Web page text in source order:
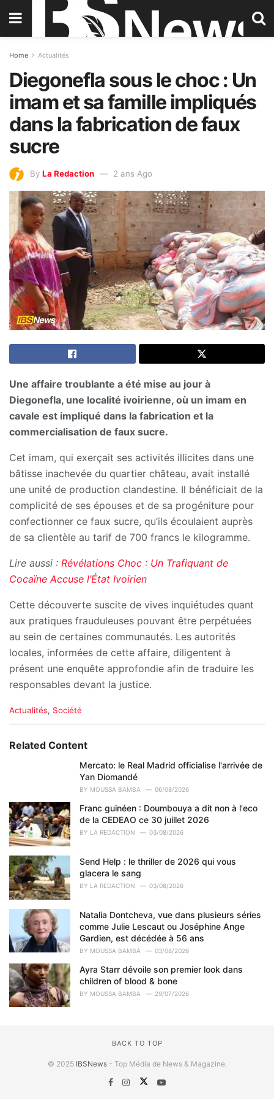
Home Actualités
Diegonefla sous le choc : Un
imam et sa famille impliqués
dans la fabrication de faux
sucre
By La Redaction 2 ans Ago
Une affaire troublante a été mise au jour à
Diegonefla, une localité ivoirienne, où un imam en
cavale est impliqué dans la fabrication et la
commercialisation de faux sucre.
Cet imam, qui exerçait ses activités illicites dans une
bâtisse inachevée du quartier château, avait installé
une unité de production clandestine. Il bénéficiait de la
complicité de ses épouses et de sa progéniture pour
confectionner ce faux sucre, qu’ils écoulaient auprès
de sa clientèle au tarif de 700 francs le kilogramme.
Lire aussi : Révélations Choc : Un Trafiquant de
Cocaïne Accuse l’État Ivoirien
Cette découverte suscite de vives inquiétudes quant
aux pratiques frauduleuses pouvant être perpétuées
au sein de certaines communautés. Les autorités
locales, informées de cette affaire, diligentent à
présent une enquête approfondie afin de traduire les
responsables devant la justice.
C
e
s
:
Actualités, Société
Related Content
Mercato: le Real Madrid officialise l'arrivée de
Yan Diomandé
BY MOUSSA BAMBA 06/08/2026
Franc guinéen : Doumbouya a dit non à l'eco
de la CEDEAO ce 30 juillet 2026
BY LA REDACTION 03/08/2026
Send Help : le thriller de 2026 qui vous
glacera le sang
BY LA REDACTION 03/08/2026
Natalia Dontcheva, vue dans plusieurs séries
comme Julie Lescaut ou Joséphine Ange
Gardien, est décédée à 56 ans
BY MOUSSA BAMBA 03/08/2026
Ayra Starr dévoile son premier look dans
children of blood & bone
BY MOUSSA BAMBA 29/07/2026
BACK TO TOP
© 2025 IBSNews- Top Média de News & Magazine.